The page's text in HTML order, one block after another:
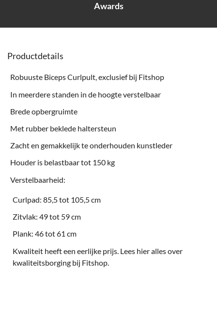
Awards
Productdetails
Robuuste Biceps Curlpult, exclusief bij Fitshop
In meerdere standen in de hoogte verstelbaar
Brede opbergruimte
Met rubber beklede haltersteun
Zacht en gemakkelijk te onderhouden kunstleder
Houder is belastbaar tot 150 kg
Verstelbaarheid:
Curlpad: 85,5 tot 105,5 cm
Zitvlak: 49 tot 59 cm
Plank: 46 tot 61 cm
Kwaliteit heeft een eerlijke prijs. Lees hier alles over
kwaliteitsborging bij Fitshop